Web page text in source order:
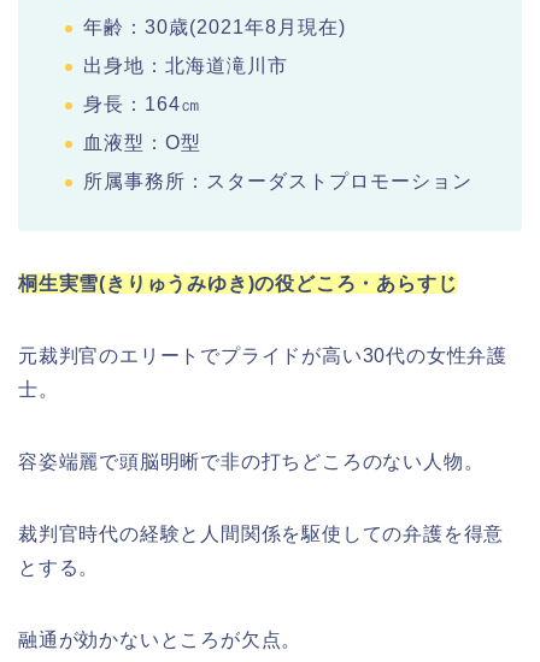
年齢：30歳(2021年8月現在)
出身地：北海道滝川市
身長：164㎝
血液型：O型
所属事務所：スターダストプロモーション
桐生実雪(きりゅうみゆき)の役どころ・あらすじ
元裁判官のエリートでプライドが高い30代の女性弁護
士。
容姿端麗で頭脳明晰で非の打ちどころのない人物。
裁判官時代の経験と人間関係を駆使しての弁護を得意
とする。
融通が効かないところが欠点。